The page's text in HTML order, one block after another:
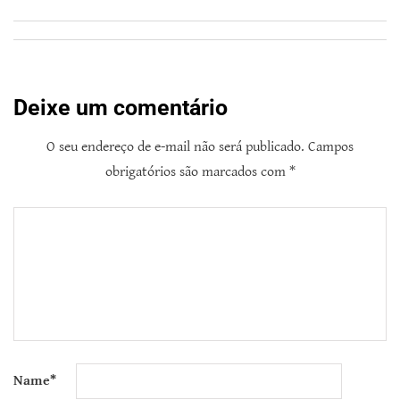
Deixe um comentário
O seu endereço de e-mail não será publicado. Campos
obrigatórios são marcados com *
Name*